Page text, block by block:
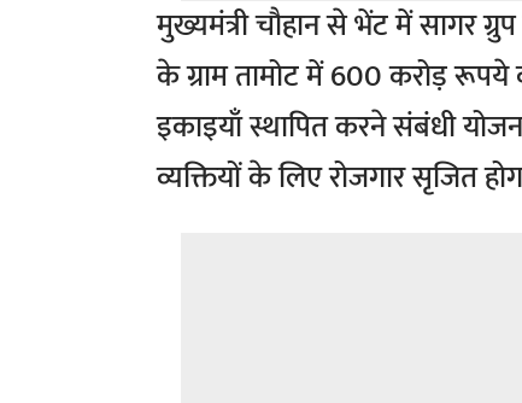
मुख्यमंत्री चौहान से भेंट में सागर
के ग्राम तामोट में 600 करोड़
इकाइयाँ स्थापित करने संबंधी
व्यक्तियों के लिए रोजगार सृजित